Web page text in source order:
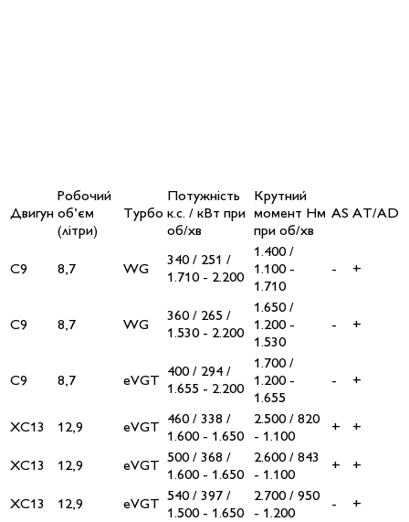
Двигун
Робочий
об’єм
(літри)
Турбо
Потужність
к.с. / кВт при
об/хв
Крутний
момент Нм
при об/хв
AS AT/AD
C9 8,7 WG
340 / 251 /
1.710 - 2.200
1.400 /
1.100 -
1.710
- +
C9 8,7 WG
360 / 265 /
1.530 - 2.200
1.650 /
1.200 -
1.530
- +
C9 8,7 eVGT
400 / 294 /
1.655 - 2.200
1.700 /
1.200 -
1.655
- +
XC13 12,9 eVGT
460 / 338 /
1.600 - 1.650
2.500 / 820
- 1.100
+ +
XC13 12,9 eVGT
500 / 368 /
1.600 - 1.650
2.600 / 843
- 1.100
+ +
XC13 12,9 eVGT
540 / 397 /
1.500 - 1.650
2.700 / 950
- 1.200
- +